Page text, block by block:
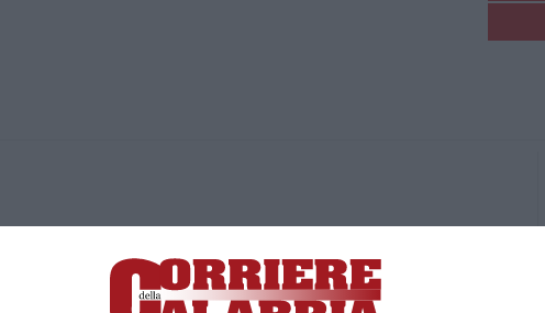
Lamezia Terme (CZ)
responsabile Paola Militano |Privacy